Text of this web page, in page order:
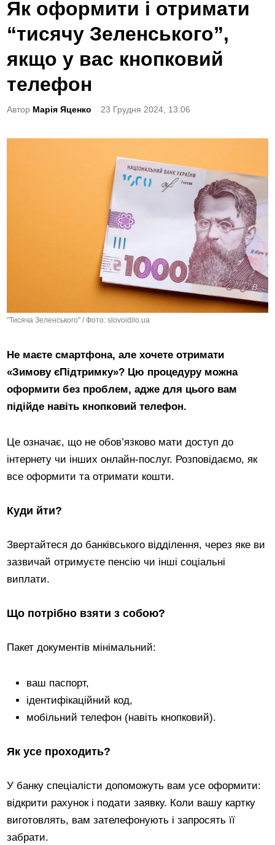
s
t
e
d
n
Як оформити і отримати
“тисячу Зеленського”,
якщо у вас кнопковий
телефон
Автор Марія Яценко 23 Грудня 2024, 13:06
"Тисяча Зеленського" / Фото: slovoidilo.ua
Не маєте смартфона, але хочете отримати
«Зимову єПідтримку»? Цю процедуру можна
оформити без проблем, адже для цього вам
підійде навіть кнопковий телефон.
Це означає, що не обов’язково мати доступ до
інтернету чи інших онлайн-послуг. Розповідаємо, як
все оформити та отримати кошти.
Куди йти?
Звертайтеся до банківського відділення, через яке ви
зазвичай отримуєте пенсію чи інші соціальні
виплати.
Що потрібно взяти з собою?
Пакет документів мінімальний:
ваш паспорт,
ідентифікаційний код,
мобільний телефон (навіть кнопковий).
Як усе проходить?
У банку спеціалісти допоможуть вам усе оформити:
відкрити рахунок і подати заявку. Коли вашу картку
виготовлять, вам зателефонують і запросять її
забрати.